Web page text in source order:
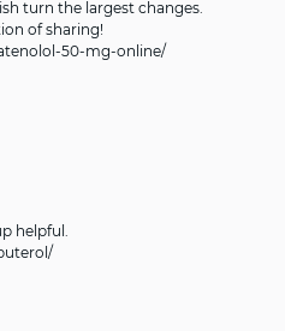
turn the largest changes.
of sharing!
50-mg-online/
helpful.